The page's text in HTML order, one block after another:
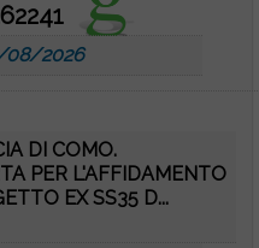
08/2026
DI COMO.
PER L'AFFIDAMENTO
EX SS35 D...